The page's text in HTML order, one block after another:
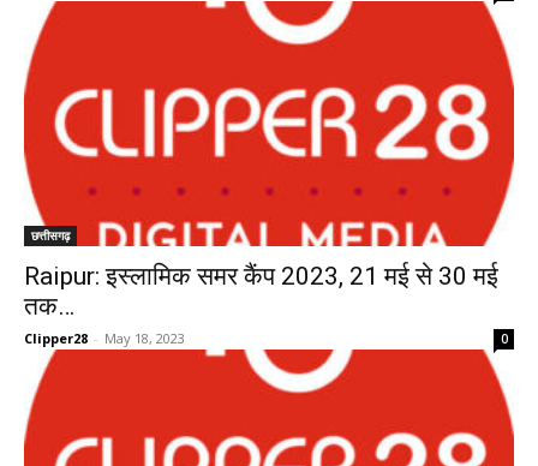
छत्तीसगढ़
Raipur: इस्लामिक समर कैंप 2023, 21 मई से 30 मई
तक…
Clipper28 - May 18, 2023 0